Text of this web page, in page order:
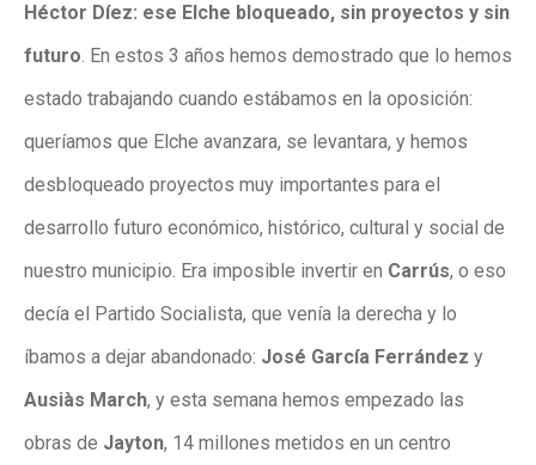
Héctor Díez: ese Elche bloqueado, sin proyectos y sin
futuro. En estos 3 años hemos demostrado que lo hemos
estado trabajando cuando estábamos en la oposición:
queríamos que Elche avanzara, se levantara, y hemos
desbloqueado proyectos muy importantes para el
desarrollo futuro económico, histórico, cultural y social de
nuestro municipio. Era imposible invertir en Carrús, o eso
decía el Partido Socialista, que venía la derecha y lo
íbamos a dejar abandonado: José García Ferrández y
Ausiàs March, y esta semana hemos empezado las
obras de Jayton, 14 millones metidos en un centro